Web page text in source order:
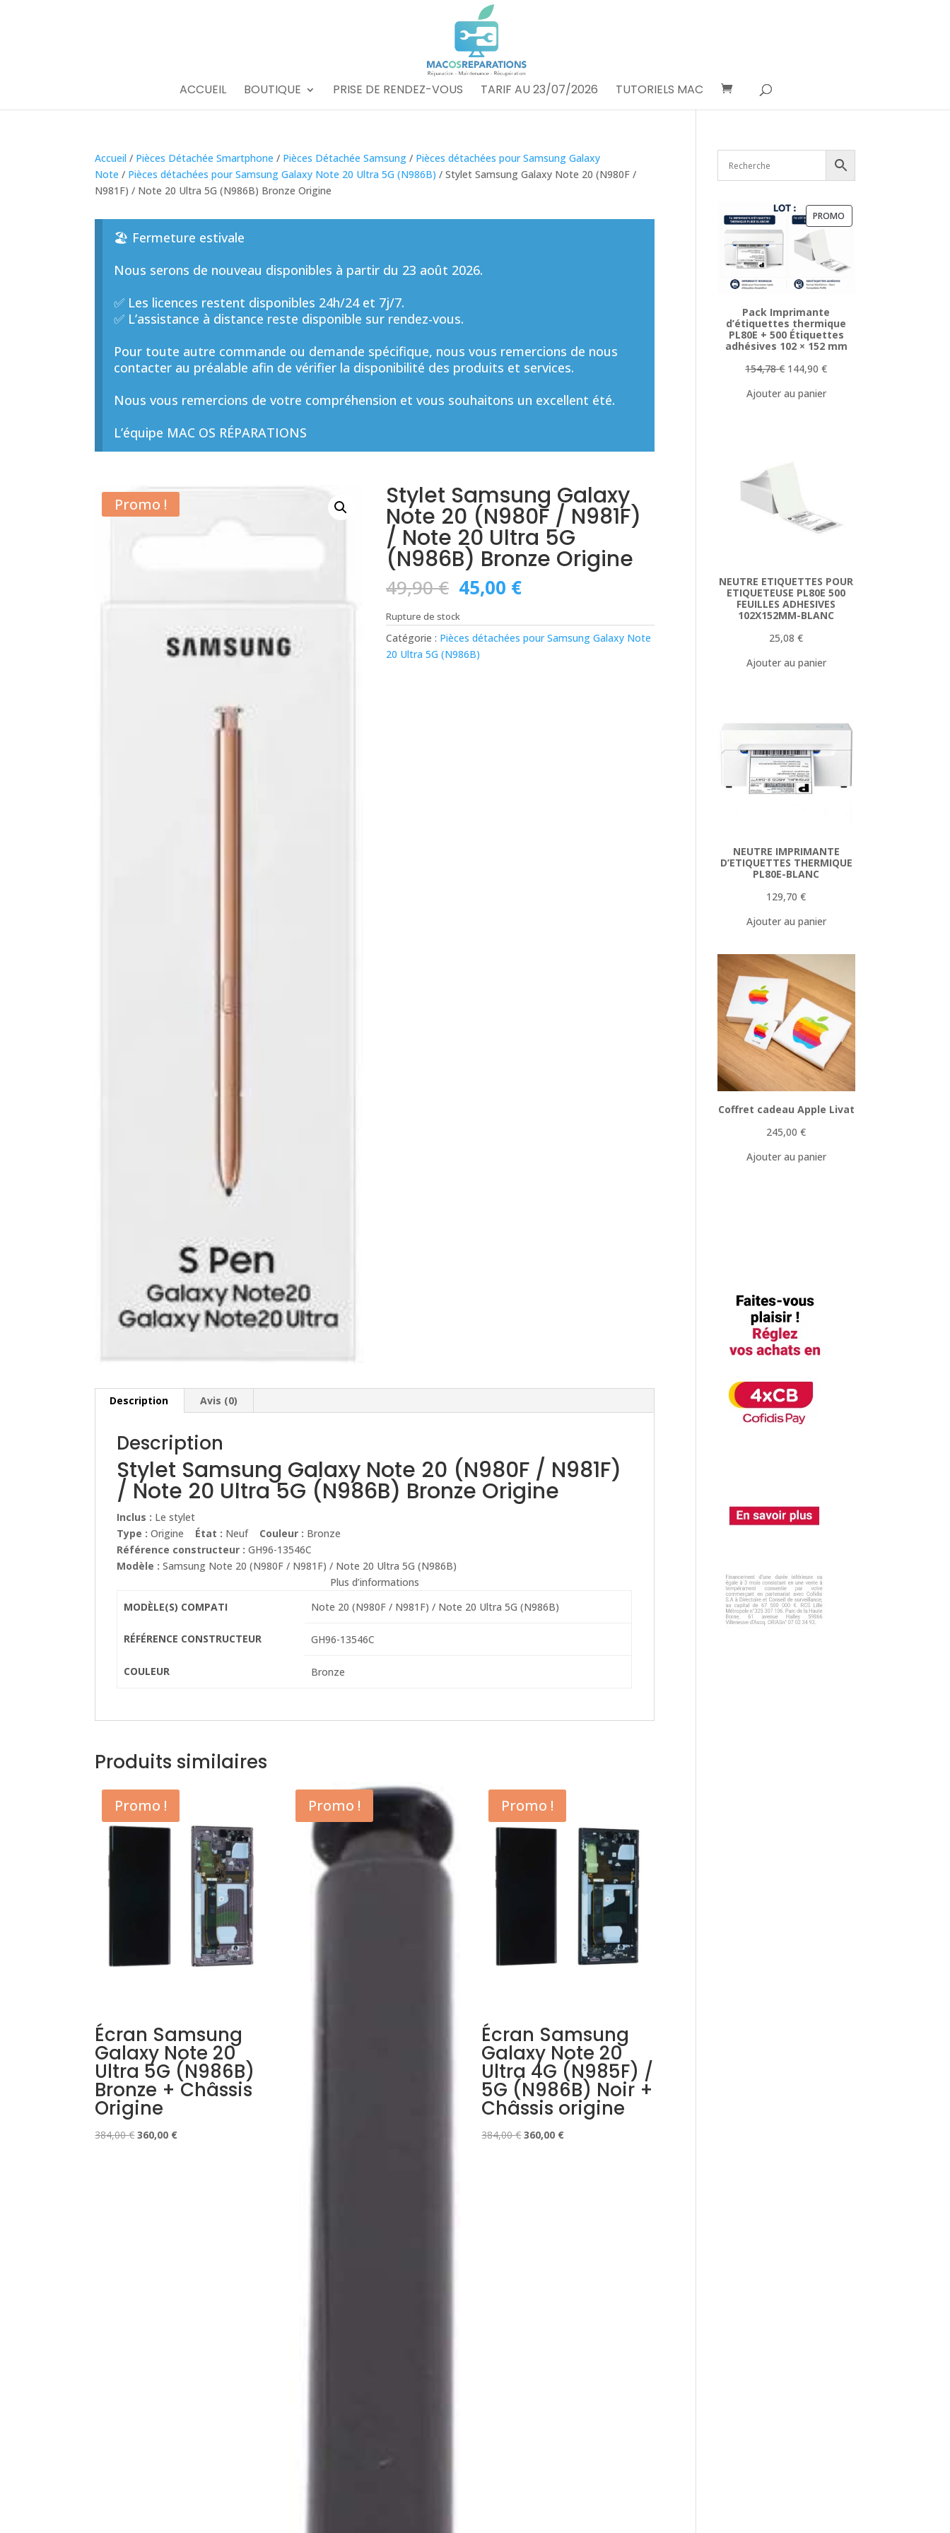
ACCUEIL BOUTIQUE PRISE DE RENDEZ-VOUS TARIF AU 23/07/2026 TUTORIELS MAC
Accueil / Pièces Détachée Smartphone / Pièces Détachée Samsung / Pièces détachées pour Samsung Galaxy
Note / Pièces détachées pour Samsung Galaxy Note 20 Ultra 5G (N986B) / Stylet Samsung Galaxy Note 20 (N980F /
N981F) / Note 20 Ultra 5G (N986B) Bronze Origine
🏖️ Fermeture estivale
Nous serons de nouveau disponibles à partir du 23 août 2026.
✅ Les licences restent disponibles 24h/24 et 7j/7.
✅ L’assistance à distance reste disponible sur rendez-vous.
Pour toute autre commande ou demande spécifique, nous vous remercions de nous
contacter au préalable afin de vérifier la disponibilité des produits et services.
Nous vous remercions de votre compréhension et vous souhaitons un excellent été.
L’équipe MAC OS RÉPARATIONS
Promo ! Stylet Samsung Galaxy
Note 20 (N980F / N981F)
/ Note 20 Ultra 5G
(N986B) Bronze Origine
49,90€ Le
prix
initial
était :
49,90 €.
45,00 €Le
actuel
est :
45,00 €.
Rupture de stock
Catégorie : Pièces détachées pour Samsung Galaxy Note
20 Ultra 5G (N986B)
Description Avis (0)
Description
Stylet Samsung Galaxy Note 20 (N980F / N981F)
/ Note 20 Ultra 5G (N986B) Bronze Origine
Inclus : Le stylet
Type : Origine État : Neuf Couleur : Bronze
Référence constructeur :GH96-13546C
Modèle :Samsung Note 20 (N980F / N981F) / Note 20 Ultra 5G (N986B)
Plus d’informations
MODÈLE(S) COMPATI
Note 20 (N980F / N981F) / Note 20 Ultra 5G (N986B)
RÉFÉRENCE CONSTRUCTEUR GH96-13546C
COULEUR Bronze
Produits similaires
Promo !
Écran Samsung
Galaxy Note 20
Ultra 5G (N986B)
Bronze + Châssis
Origine
384,00€Le
360,00 €Le
Promo ! Promo !
Écran Samsung
Galaxy Note 20
Ultra 4G (N985F) /
5G (N986B) Noir +
Châssis origine
384,00€Le
360,00 €Le
PROMO
Pack Imprimante
d’étiquettes thermique
PL80E + 500 Étiquettes
adhésives 102 × 152 mm
154,78€ Le
initial
144,90€Le
Ajouter au panier
NEUTRE ETIQUETTES POUR
ETIQUETEUSE PL80E 500
FEUILLES ADHESIVES
102X152MM-BLANC
25,08€
Ajouter au panier
NEUTRE IMPRIMANTE
D’ETIQUETTES THERMIQUE
PL80E-BLANC
129,70€
Ajouter au panier
Coffret cadeau Apple Livat
245,00€
Ajouter au panier